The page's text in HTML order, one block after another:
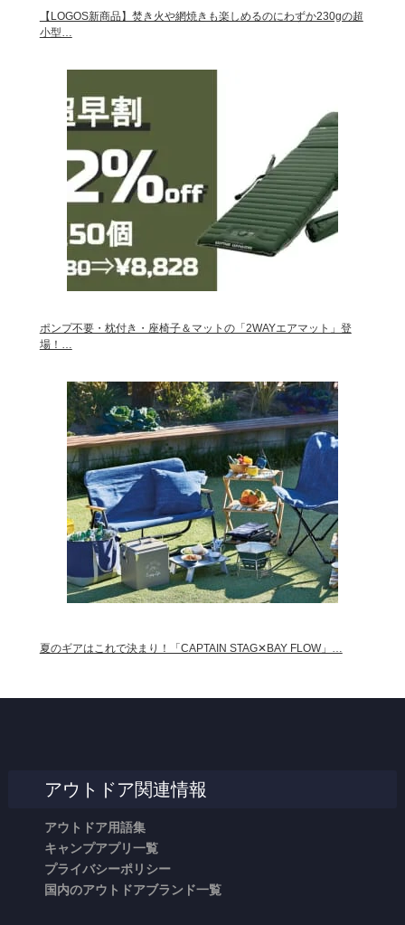
【LOGOS新商品】焚き火や網焼きも楽しめるのにわずか230gの超
小型…
ポンプ不要・枕付き・座椅子＆マットの「2WAYエアマット」登
場！…
夏のギアはこれで決まり！「CAPTAIN STAG✕BAY FLOW」…
アウトドア関連情報
アウトドア用語集
キャンプアプリ一覧
プライバシーポリシー
国内のアウトドアブランド一覧